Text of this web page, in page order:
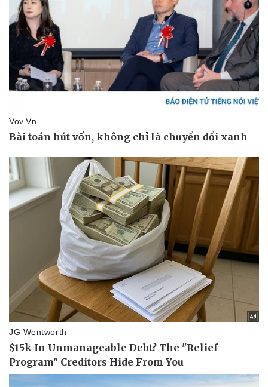
Doanh nghiệp
Thông tin doanh nghiệp
Doanh nhân
Vì cộng đồng
Sành điệu
Trải nghiệm
Chuyển đổi số